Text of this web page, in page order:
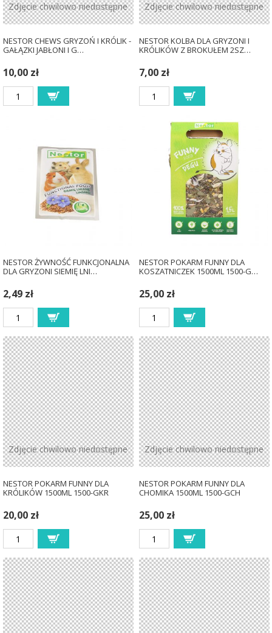
Zdjęcie chwilowo niedostępne
NESTOR CHEWS GRYZOŃ I KRÓLIK -
GAŁĄZKI JABŁONI I G…
10,00 zł
Zdjęcie chwilowo niedostępne
NESTOR KOLBA DLA GRYZONI I
KRÓLIKÓW Z BROKUŁEM 2SZ…
7,00 zł
NESTOR ŻYWNOŚĆ FUNKCJONALNA
DLA GRYZONI SIEMIĘ LNI…
2,49 zł
NESTOR POKARM FUNNY DLA
KOSZATNICZEK 1500ML 1500-G…
25,00 zł
Zdjęcie chwilowo niedostępne
NESTOR POKARM FUNNY DLA
KRÓLIKÓW 1500ML 1500-GKR
20,00 zł
Zdjęcie chwilowo niedostępne
NESTOR POKARM FUNNY DLA
CHOMIKA 1500ML 1500-GCH
25,00 zł